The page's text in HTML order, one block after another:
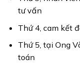
tư vấn
Thứ 4, cam kết
Thứ 5, tại Ong
toán